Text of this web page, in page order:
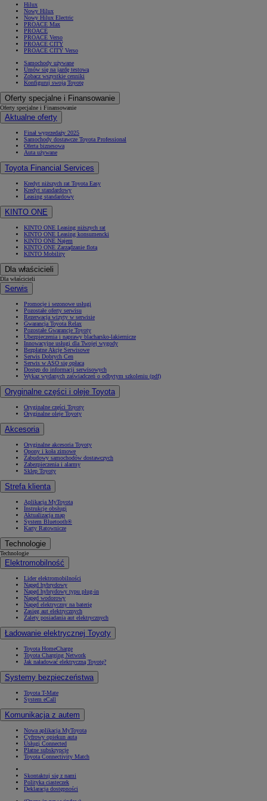
Hilux
Nowy Hilux
Nowy Hilux Electric
PROACE Max
PROACE
PROACE Verso
PROACE CITY
PROACE CITY Verso
Samochody używane
Umów się na jazdę testową
Zobacz wszystkie cenniki
Konfiguruj swoją Toyotę
Oferty specjalne i Finansowanie
Oferty specjalne i Finansowanie
Aktualne oferty
Finał wyprzedaży 2025
Samochody dostawcze Toyota Professional
Oferta biznesowa
Auta używane
Toyota Financial Services
Kredyt niższych rat Toyota Easy
Kredyt standardowy
Leasing standardowy
KINTO ONE
KINTO ONE Leasing niższych rat
KINTO ONE Leasing konsumencki
KINTO ONE Najem
KINTO ONE Zarządzanie flotą
KINTO Mobility
Dla właścicieli
Dla właścicieli
Serwis
Promocje i sezonowe usługi
Pozostałe oferty serwisu
Rezerwacja wizyty w serwisie
Gwarancja Toyota Relax
Pozostałe Gwarancje Toyoty
Ubezpieczenia i naprawy blacharsko-lakiernicze
Innowacyjne usługi dla Twojej wygody
Bezpłatne Akcje Serwisowe
Serwis Dobrych Cen
Serwis w ASO się opłaca
Dostęp do informacji serwisowych
Wykaz wydanych zaświadczeń o odbytym szkoleniu (pdf)
Oryginalne części i oleje Toyota
Oryginalne części Toyoty
Oryginalne oleje Toyoty
Akcesoria
Oryginalne akcesoria Toyoty
Opony i koła zimowe
Zabudowy samochodów dostawczych
Zabezpieczenia i alarmy
Sklep Toyoty
Strefa klienta
Aplikacja MyToyota
Instrukcje obsługi
Aktualizacja map
System Bluetooth®
Karty Ratownicze
Technologie
Technologie
Elektromobilność
Lider elektromobilności
Napęd hybrydowy
Napęd hybrydowy typu plug-in
Napęd wodorowy
Napęd elektryczny na baterię
Zasięg aut elektrycznych
Zalety posiadania aut elektrycznych
Ładowanie elektrycznej Toyoty
Toyota HomeCharge
Toyota Charging Network
Jak naładować elektryczną Toyotę?
Systemy bezpieczeństwa
Toyota T-Mate
System eCall
Komunikacja z autem
Nowa aplikacja MyToyota
Cyfrowy opiekun auta
Usługi Connected
Płatne subskrypcje
Toyota Connectivity Match
Skontaktuj się z nami
Polityka ciasteczek
Deklaracja dostępności